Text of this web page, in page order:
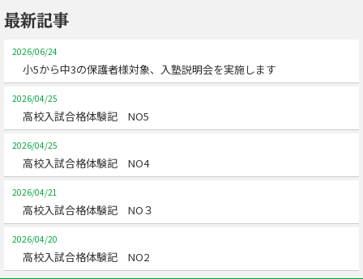
最新記事
2026/06/24
小5から中3の保護者様対象、入塾説明会を実施します
2026/04/25
高校入試合格体験記 NO5
2026/04/25
高校入試合格体験記 NO4
2026/04/21
高校入試合格体験記 NO３
2026/04/20
高校入試合格体験記 NO2